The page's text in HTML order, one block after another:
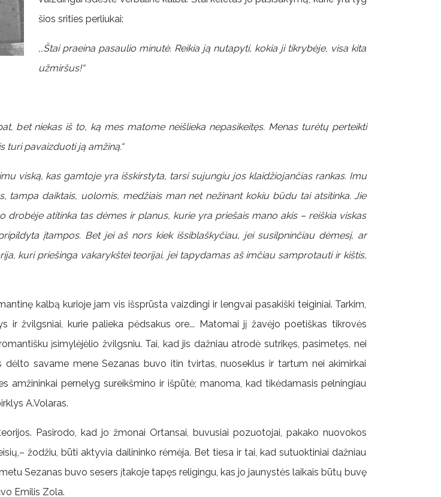
šios srities perliukai:
,,Štai praeina pasaulio minutė. Reikia ją nutapyti, kokia ji tikrybėje, visa kita
užmiršus!“
bet niekas iš to, ką mes matome neišlieka nepasikeitęs. Menas turėtų perteikti
pavaizduoti ją amžiną.“
viską, kas gamtoje yra išskirstyta, tarsi sujungiu jos klaidžiojančias rankas. Imu
tampa daiktais, uolomis, medžiais man net nežinant kokiu būdu tai atsitinka. Jie
atitinka tas dėmes ir planus, kurie yra priešais mano akis – reiškia viskas
įtampos. Bet jei aš nors kiek išsiblaškyčiau, jei susilpninčiau dėmesį, ar
kuri priešinga vakarykštei teorijai, jei tapydamas aš imčiau samprotauti ir kištis,
kalbą kurioje jam vis išsprūsta vaizdingi ir lengvai pasakiški teiginiai. Tarkim,
ir žvilgsniai, kurie palieka pėdsakus ore... Matomai jį žavėjo poetiškas tikrovės
įsimylėjėlio žvilgsniu. Tai, kad jis dažniau atrodė sutrikęs, pasimetęs, nei
savame mene Sezanas buvo itin tvirtas, nuoseklus ir tartum nei akimirkai
amžininkai pernelyg sureikšmino ir išpūtė; manoma, kad tikėdamasis pelningiau
A.Volaras.
Pasirodo, kad jo žmonai Ortansai, buvusiai pozuotojai, pakako nuovokos
žodžiu, būti aktyvia dailininko rėmėja. Bet tiesa ir tai, kad sutuoktiniai dažniau
Sezanas buvo sesers įtakoje tapęs religingu, kas jo jaunystės laikais būtų buvę
Emilis Zola.